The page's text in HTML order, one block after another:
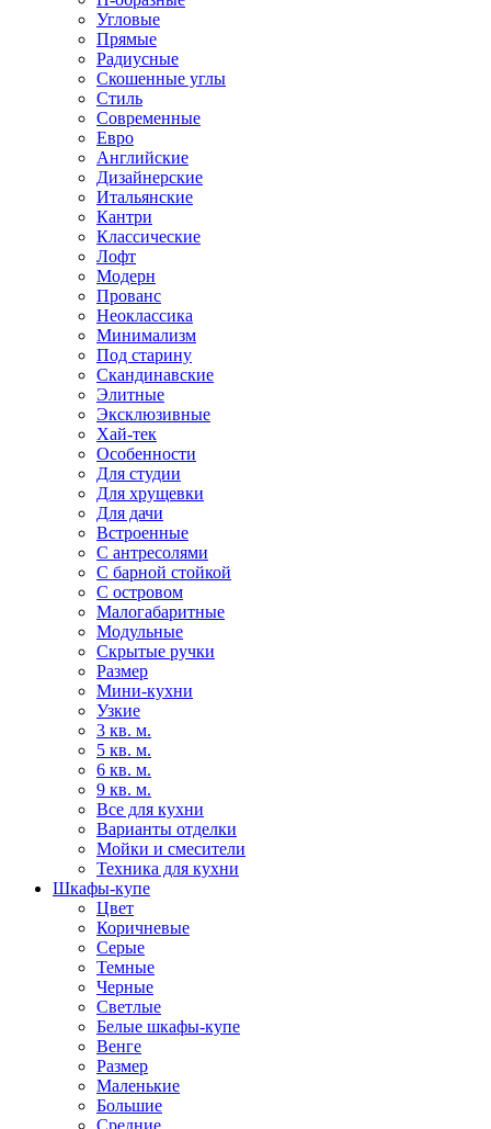
Угловые
Прямые
Радиусные
Скошенные углы
Стиль
Современные
Евро
Английские
Дизайнерские
Итальянские
Кантри
Классические
Лофт
Модерн
Прованс
Неоклассика
Минимализм
Под старину
Скандинавские
Элитные
Эксклюзивные
Хай-тек
Особенности
Для студии
Для хрущевки
Для дачи
Встроенные
С антресолями
С барной стойкой
С островом
Малогабаритные
Модульные
Скрытые ручки
Размер
Мини-кухни
Узкие
3 кв. м.
5 кв. м.
6 кв. м.
9 кв. м.
Все для кухни
Варианты отделки
Мойки и смесители
Техника для кухни
Шкафы-купе
Цвет
Коричневые
Серые
Темные
Черные
Светлые
Белые шкафы-купе
Венге
Размер
Маленькие
Большие
Средние